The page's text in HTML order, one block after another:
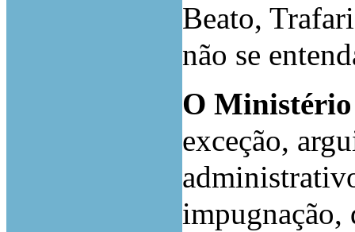
Beato,
não se
O Ministério
exceção,
impugnação,